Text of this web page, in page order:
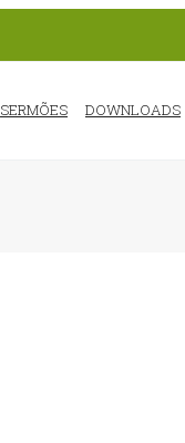
SERMÕES DOWNLOADS